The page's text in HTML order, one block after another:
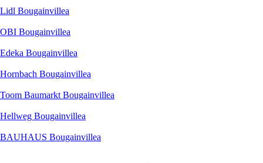
Lidl Bougainvillea
OBI Bougainvillea
Edeka Bougainvillea
Hornbach Bougainvillea
Toom Baumarkt Bougainvillea
Hellweg Bougainvillea
BAUHAUS Bougainvillea